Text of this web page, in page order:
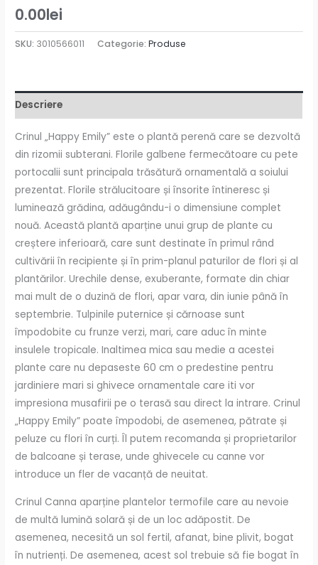
0.00lei
SKU: 3010566011 Categorie:Produse
Descriere
Crinul „Happy Emily” este o plantă perenă care se dezvoltă
din rizomii subterani. Florile galbene fermecătoare cu pete
portocalii sunt principala trăsătură ornamentală a soiului
prezentat. Florile strălucitoare și însorite întineresc și
luminează grădina, adăugându-i o dimensiune complet
nouă. Această plantă aparține unui grup de plante cu
creștere inferioară, care sunt destinate în primul rând
cultivării în recipiente și în prim-planul paturilor de flori și al
plantărilor. Urechile dense, exuberante, formate din chiar
mai mult de o duzină de flori, apar vara, din iunie până în
septembrie. Tulpinile puternice și cărnoase sunt
împodobite cu frunze verzi, mari, care aduc în minte
insulele tropicale. Inaltimea mica sau medie a acestei
plante care nu depaseste 60 cm o predestine pentru
jardiniere mari si ghivece ornamentale care iti vor
impresiona musafirii pe o terasă sau direct la intrare. Crinul
„Happy Emily” poate împodobi, de asemenea, pătrate și
peluze cu flori în curți. Îl putem recomanda și proprietarilor
de balcoane și terase, unde ghivecele cu canne vor
introduce un fler de vacanță de neuitat.
Crinul Canna aparține plantelor termofile care au nevoie
de multă lumină solară și de un loc adăpostit. De
asemenea, necesită un sol fertil, afanat, bine plivit, bogat
în nutrienți. De asemenea, acest sol trebuie să fie bogat în